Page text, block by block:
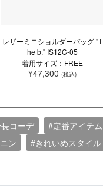
レザーミニショルダーバッグ "T
he b." IS12C-05
着用サイズ：FREE
¥47,300 (税込)
コーデ #定番アイテム
ン #きれいめスタイル